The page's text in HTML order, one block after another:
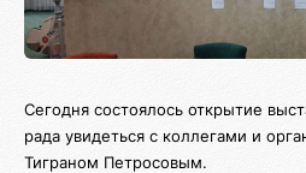
Сегодня состоялось открытие
рада увидеться с коллегами и
Тиграном Петросовым.